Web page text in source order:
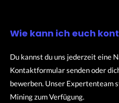
Wie kann ich euch
Du kannst du uns jederzeit eine
Kontaktformular senden oder
bewerben. Unser Expertenteam
Mining zum Verfügung.